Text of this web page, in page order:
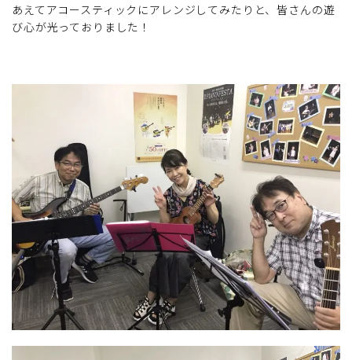
あえてアコースティックにアレンジしてみたりと、皆さんの遊
び心が光っておりました！